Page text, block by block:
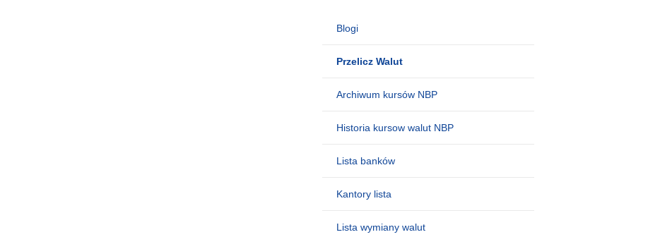
Blogi
Przelicz Walut
Archiwum kursów NBP
Historia kursow walut NBP
Lista banków
Kantory lista
Lista wymiany walut